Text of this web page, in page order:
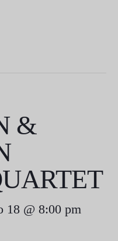
&
18 @ 8:00 pm